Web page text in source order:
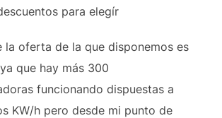
para elegír
la oferta de la que disponemos es
que hay más 300
funcionando dispuestas a
KW/h pero desde mi punto de